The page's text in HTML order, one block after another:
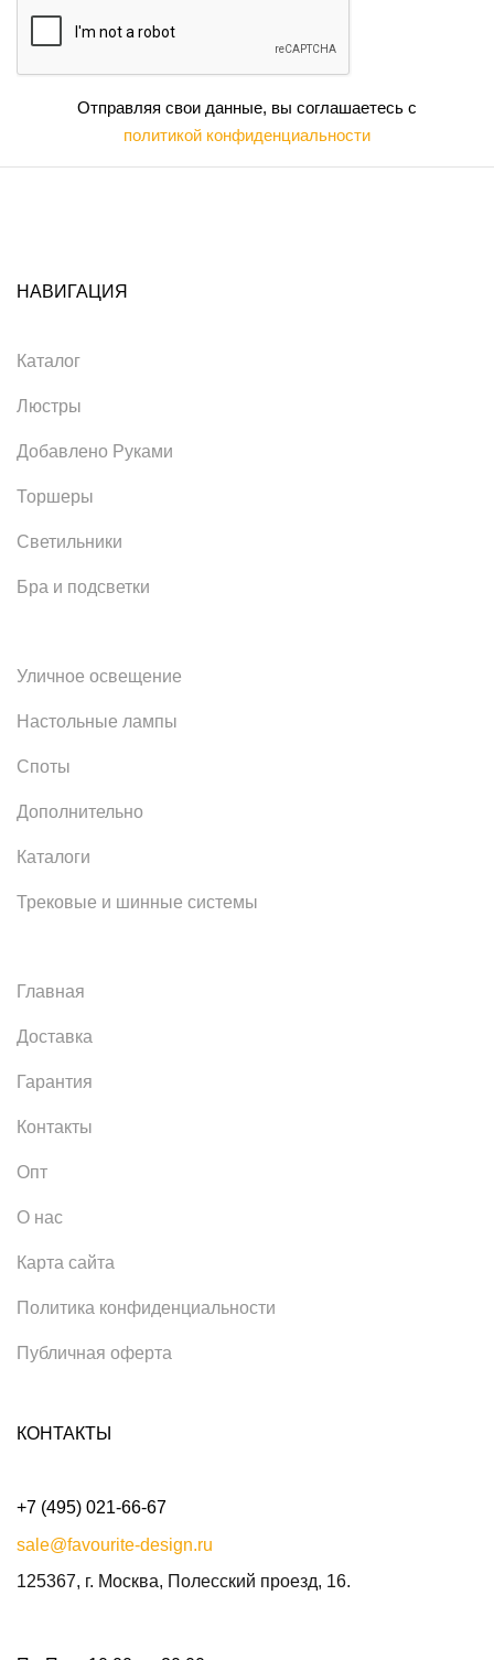
Отправляя свои данные, вы соглашаетесь с
политикой конфиденциальности
НАВИГАЦИЯ
Каталог
Люстры
Добавлено Руками
Торшеры
Светильники
Бра и подсветки
Уличное освещение
Настольные лампы
Споты
Дополнительно
Каталоги
Трековые и шинные системы
Главная
Доставка
Гарантия
Контакты
Опт
О нас
Карта сайта
Политика конфиденциальности
Публичная оферта
КОНТАКТЫ
+7 (495) 021-66-67
sale@favourite-design.ru
125367, г. Москва, Полесский проезд, 16.